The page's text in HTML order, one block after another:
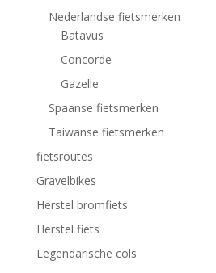
Nederlandse fietsmerken
Batavus
Concorde
Gazelle
Spaanse fietsmerken
Taiwanse fietsmerken
fietsroutes
Gravelbikes
Herstel bromfiets
Herstel fiets
Legendarische cols